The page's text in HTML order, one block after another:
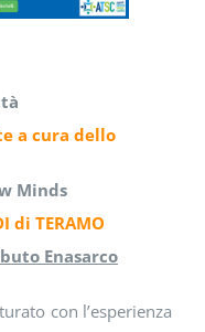
a cura dello
Minds
di TERAMO
Enasarco
con l’esperienza